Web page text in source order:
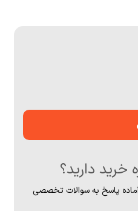
خرید دارید؟
پاسخ به سوالات تخصصی